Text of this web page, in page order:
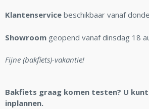
Klantenservice beschikbaar vanaf
Showroom geopend vanaf dinsdag 18
Fijne (bakfiets)-vakantie!
Bakfiets graag komen testen? U
inplannen.